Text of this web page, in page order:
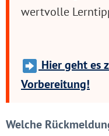
wertvolle
Hier geht es
Vorbereitung!
Welche